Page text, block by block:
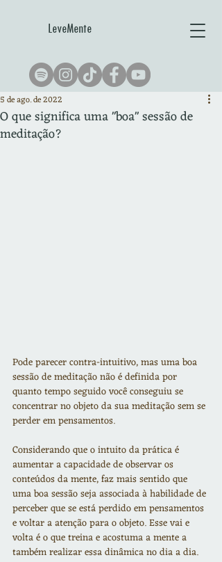
LeveMente
O que significa uma "boa" sessão de
meditação?
5 de ago. de 2022
Pode parecer contra-intuitivo, mas uma boa
sessão de meditação não é definida por
quanto tempo seguido você conseguiu se
concentrar no objeto da sua meditação sem se
perder em pensamentos.
Considerando que o intuito da prática é
aumentar a capacidade de observar os
conteúdos da mente, faz mais sentido que
uma boa sessão seja associada à habilidade de
perceber que se está perdido em pensamentos
e voltar a atenção para o objeto. Esse vai e
volta é o que treina e acostuma a mente a
também realizar essa dinâmica no dia a dia.